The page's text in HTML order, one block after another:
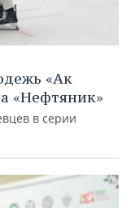
«Ак
«Нефтяник»
в серии